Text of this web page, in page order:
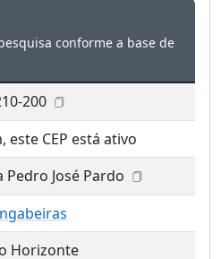
conforme a base de
200
este CEP está ativo
Pedro José Pardo
Horizonte